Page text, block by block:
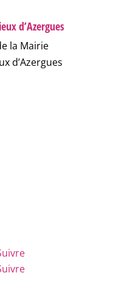
d’Azergues
la Mairie
d’Azergues